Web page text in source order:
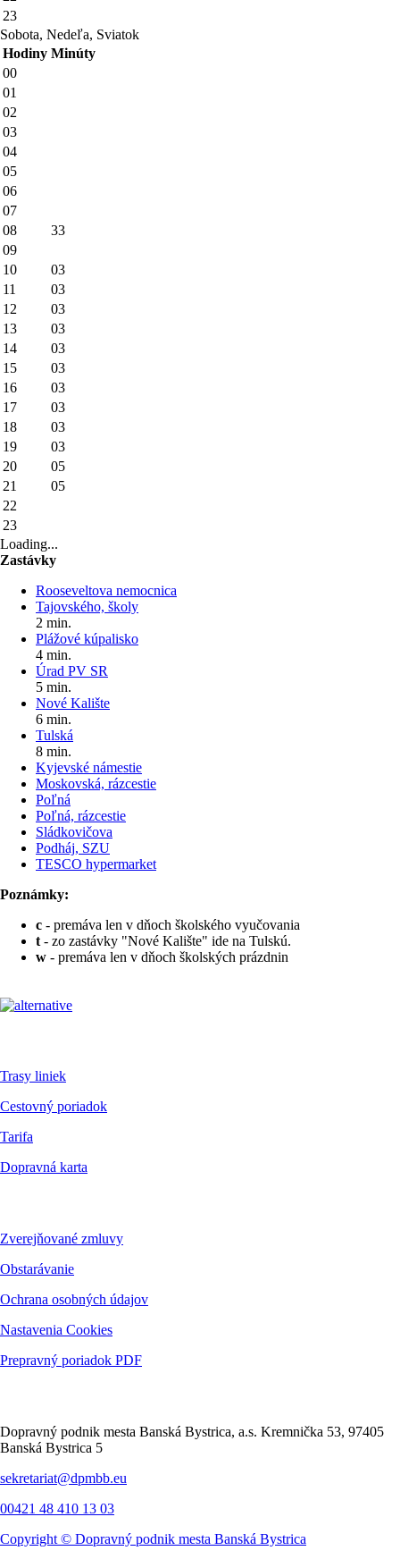
23
Sobota, Nedeľa, Sviatok
Hodiny Minúty
00
01
02
03
04
05
06
07
08
33
09
10
03
11
03
12
03
13
03
14
03
15
03
16
03
17
03
18
03
19
03
20
05
21
05
22
23
Loading...
Zastávky
Rooseveltova nemocnica
Tajovského, školy
2 min.
Plážové kúpalisko
4 min.
Úrad PV SR
5 min.
Nové Kalište
6 min.
Tulská
8 min.
Kyjevské námestie
Moskovská, rázcestie
Poľná
Poľná, rázcestie
Sládkovičova
Podháj, SZU
TESCO hypermarket
Poznámky:
c - premáva len v dňoch školského vyučovania
t - zo zastávky "Nové Kalište" ide na Tulskú.
w - premáva len v dňoch školských prázdnin
Trasy liniek
Cestovný poriadok
Tarifa
Dopravná karta
Zverejňované zmluvy
Obstarávanie
Ochrana osobných údajov
Nastavenia Cookies
Prepravný poriadok PDF
Dopravný podnik mesta Banská Bystrica, a.s. Kremnička 53, 97405
Banská Bystrica 5
sekretariat@dpmbb.eu
00421 48 410 13 03
Copyright © Dopravný podnik mesta Banská Bystrica